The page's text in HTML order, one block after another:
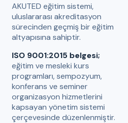
AKUTED eğitim sistemi,
uluslararası akreditasyon
sürecinden geçmiş bir eğitim
altyapısına sahiptir.
ISO 9001:2015 belgesi;
eğitim ve mesleki kurs
programları, sempozyum,
konferans ve seminer
organizasyon hizmetlerini
kapsayan yönetim sistemi
çerçevesinde düzenlenmiştir.